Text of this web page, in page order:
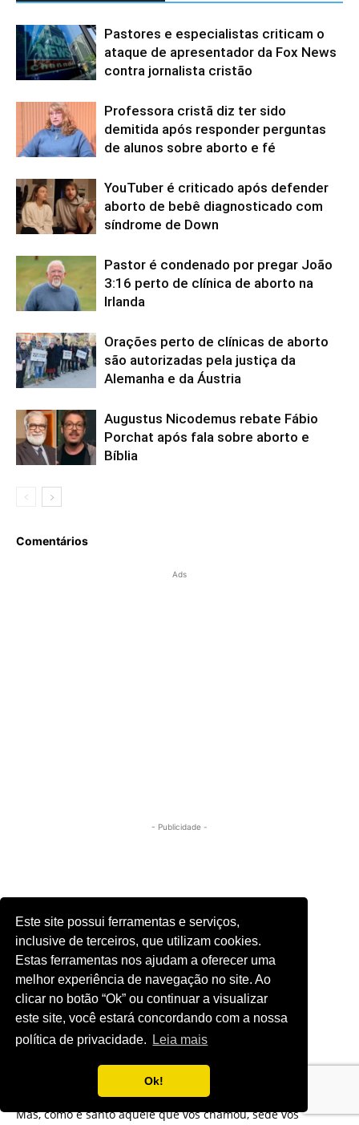
Este site possui ferramentas e serviços,
inclusive de terceiros, que utilizam cookies.
Estas ferramentas nos ajudam a oferecer uma
melhor experiência de navegação no site. Ao
clicar no botão “Ok” ou continuar a visualizar
este site, você estará concordando com a nossa
política de privacidade.
Leia mais
Ok!
Pastores e especialistas criticam o
ataque de apresentador da Fox News
contra jornalista cristão
Professora cristã diz ter sido
demitida após responder perguntas
de alunos sobre aborto e fé
YouTuber é criticado após defender
aborto de bebê diagnosticado com
síndrome de Down
Pastor é condenado por pregar João
3:16 perto de clínica de aborto na
Irlanda
Orações perto de clínicas de aborto
são autorizadas pela justiça da
Alemanha e da Áustria
Augustus Nicodemus rebate Fábio
Porchat após fala sobre aborto e
Bíblia
Comentários
Ads
- Publicidade -
Mas, como é santo aquele que vos chamou, sede vós